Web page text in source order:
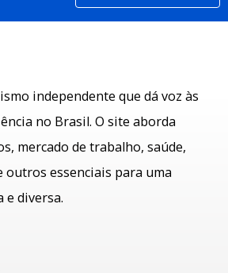
independente que dá voz às
no Brasil. O site aborda
mercado de trabalho, saúde,
outros essenciais para uma
e diversa.